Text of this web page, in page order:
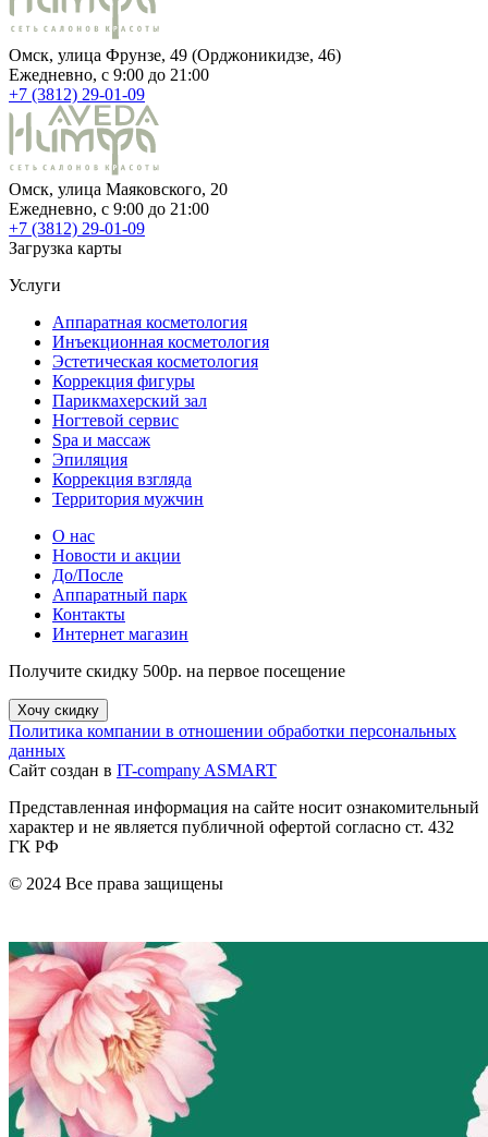
Омск, улица Фрунзе, 49 (Орджоникидзе, 46)
Ежедневно, c 9:00 до 21:00
+7 (3812) 29-01-09
Омск, улица Маяковского, 20
Ежедневно, c 9:00 до 21:00
+7 (3812) 29-01-09
Загрузка карты
Услуги
Аппаратная косметология
Инъекционная косметология
Эстетическая косметология
Коррекция фигуры
Парикмахерский зал
Ногтевой сервис
Spa и массаж
Эпиляция
Коррекция взгляда
Территория мужчин
О нас
Новости и акции
До/После
Аппаратный парк
Контакты
Интернет магазин
Получите скидку 500р. на первое посещение
Хочу скидку
Политика компании в отношении обработки персональных
данных
Сайт создан в IT-company ASMART
Представленная информация на сайте носит ознакомительный
характер и не является публичной офертой согласно ст. 432
ГК РФ
© 2024 Все права защищены